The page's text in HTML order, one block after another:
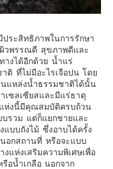
ระสิทธิภาพในการรักษา
วพรรณดี สุขภาพดีและ
างได้อีกด้วย น้ำแร่
ติ ที่ไม่มีอะไรเจือปน โดย
แหล่งน้ำธรรมชาติได้นั้น
ซลเซียสและมีแร่ธาตุ
ห่งนี้มีคุณสมบัติครบถ้วน
รวม แต่ก็แยกชายและ
บบถังไม้ ซึ่งอาบได้ครั้ง
อกสถานที่ หรือจะแบบ
แห่งเสริมความพิเศษเพื่อ
อน้ำเกลือ นอกจาก